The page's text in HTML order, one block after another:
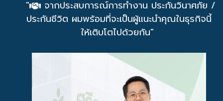
"
จากประสบการณ์การทำงาน ประกันวินาศภัย /
ประกันชีวิต ผมพร้อมที่จะเป็นผู้แนะนำคุณในธุรกิจนี้
ให้เติบโตไปด้วยกัน"